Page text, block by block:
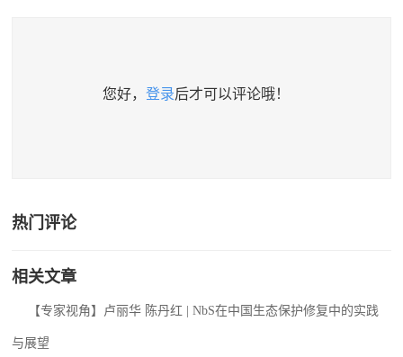
您好， 登录后才可以评论哦！
热门评论
相关文章
【专家视角】卢丽华 陈丹红 | NbS在中国生态保护修复中的实践
与展望